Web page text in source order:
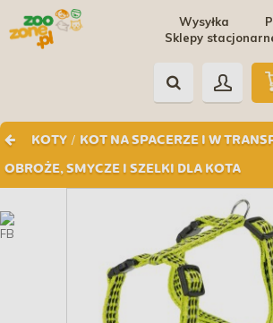
Wysyłka
Sklepy
KOTY / KOT NA SPACERZE I W
OBROŻE, SMYCZE I SZELKI DLA KOTA